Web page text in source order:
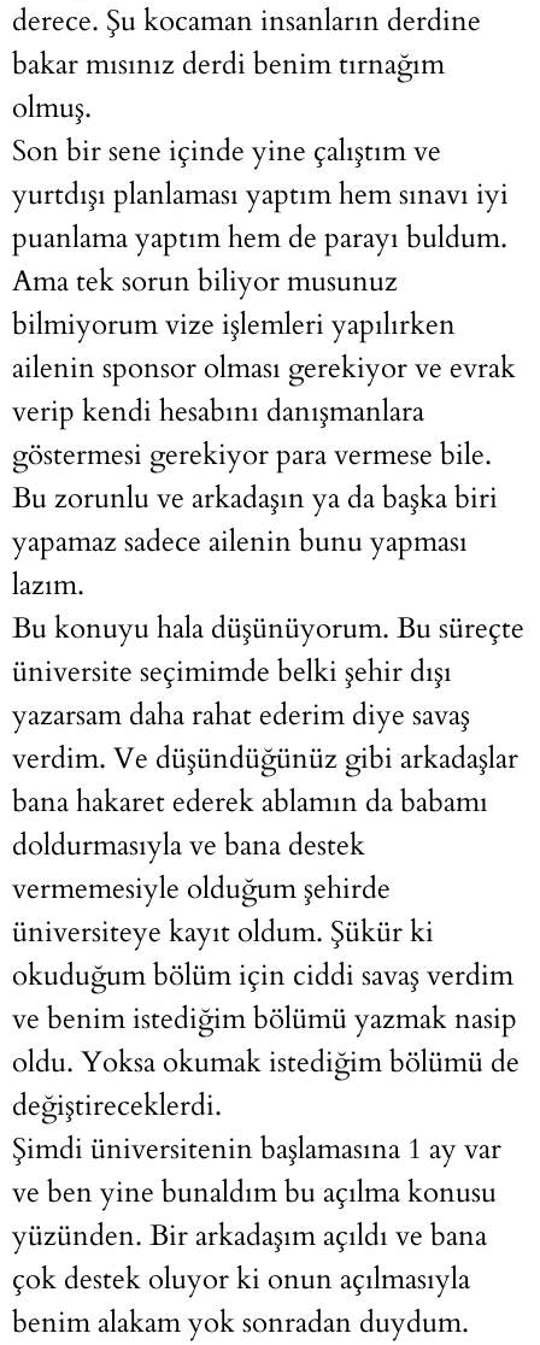
derece. Şu kocaman insanların derdine
bakar mısınız derdi benim tırnağım
olmuş.
Son bir sene içinde yine çalıştım ve
yurtdışı planlaması yaptım hem sınavı iyi
puanlama yaptım hem de parayı buldum.
Ama tek sorun biliyor musunuz
bilmiyorum vize işlemleri yapılırken
ailenin sponsor olması gerekiyor ve evrak
verip kendi hesabını danışmanlara
göstermesi gerekiyor para vermese bile.
Bu zorunlu ve arkadaşın ya da başka biri
yapamaz sadece ailenin bunu yapması
lazım.
Bu konuyu hala düşünüyorum. Bu süreçte
üniversite seçimimde belki şehir dışı
yazarsam daha rahat ederim diye savaş
verdim. Ve düşündüğünüz gibi arkadaşlar
bana hakaret ederek ablamın da babamı
doldurmasıyla ve bana destek
vermemesiyle olduğum şehirde
üniversiteye kayıt oldum. Şükür ki
okuduğum bölüm için ciddi savaş verdim
ve benim istediğim bölümü yazmak nasip
oldu. Yoksa okumak istediğim bölümü de
değiştireceklerdi.
Şimdi üniversitenin başlamasına 1 ay var
ve ben yine bunaldım bu açılma konusu
yüzünden. Bir arkadaşım açıldı ve bana
çok destek oluyor ki onun açılmasıyla
benim alakam yok sonradan duydum.